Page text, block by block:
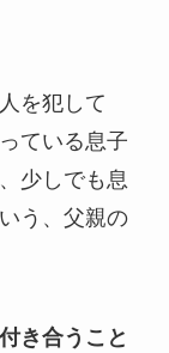
を犯して
ている息子
少しでも息
う、父親の
き合うこと